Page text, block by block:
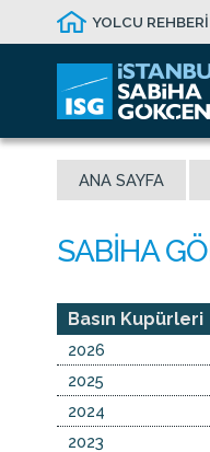
YOLCU REHBERİ
ANA SAYFA
Basın Kupürleri
2026
2025
2024
2023